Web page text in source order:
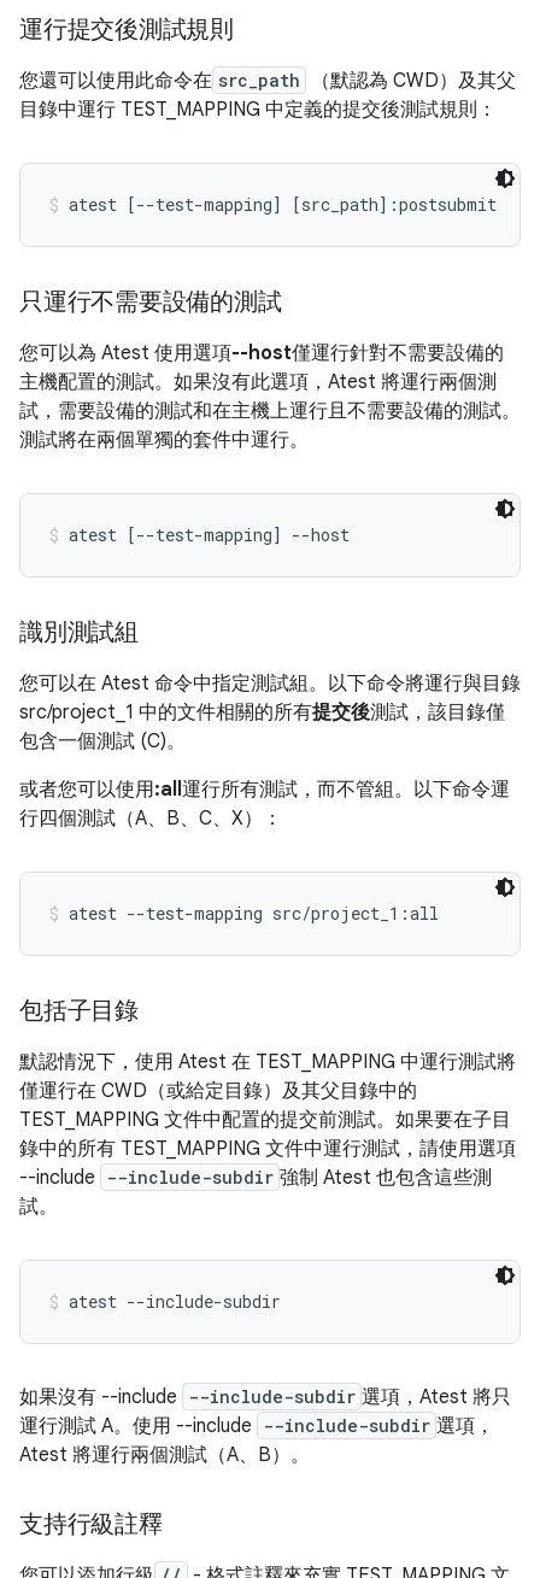
運行提交後測試規則
您還可以使用此命令在 src_path
（默認為 CWD）及其父
目錄中運行 TEST_MAPPING 中定義的提交後測試規則：
atest [--test-mapping] [src_path]:postsubmit
只運行不需要設備的測試
您可以為 Atest 使用選項--host僅運行針對不需要設備的
主機配置的測試。如果沒有此選項，Atest 將運行兩個測
試，需要設備的測試和在主機上運行且不需要設備的測試。
測試將在兩個單獨的套件中運行。
atest [--test-mapping] --host
識別測試組
您可以在 Atest 命令中指定測試組。以下命令將運行與目錄
src/project_1 中的文件相關的所有提交後測試，該目錄僅
包含一個測試 (C)。
或者您可以使用:all運行所有測試，而不管組。以下命令運
行四個測試（A、B、C、X）：
atest --test-mapping src/project_1:all
包括子目錄
默認情況下，使用 Atest 在 TEST_MAPPING 中運行測試將
僅運行在 CWD（或給定目錄）及其父目錄中的
TEST_MAPPING 文件中配置的提交前測試。如果要在子目
錄中的所有 TEST_MAPPING 文件中運行測試，請使用選項
--include
--include-subdir 強制 Atest 也包含這些測
試。
atest --include-subdir
如果沒有 --include --include-subdir 選項，Atest 將只
運行測試 A。使用 --include
--include-subdir 選項，
Atest 將運行兩個測試（A、B）。
支持行級註釋